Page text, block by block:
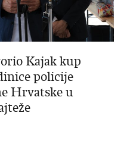
Kajak kup
policije
Hrvatske u